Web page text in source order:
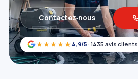
★★★★★ 4,9/5 · 1435 avis clients
Contactez‑nous